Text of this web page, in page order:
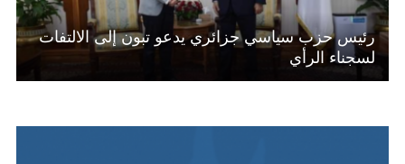
رئيس حزب سياسي جزائري يدعو تبون إلى الالتفات
لسجناء الرأي